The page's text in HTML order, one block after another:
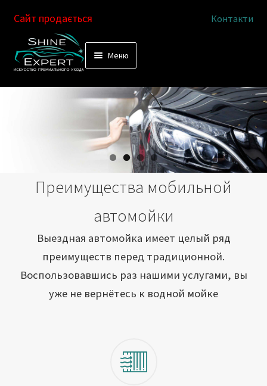
Перейти
к
Перейти
к
Сайт продається Контакти
Меню
Выездная автомойка
Химчистка салона
Подетальная химчистка
Как это работает
Сотрудничество
Вакансии
Преимущества мобильной
автомойки
Выездная автомойка имеет целый ряд
преимуществ перед традиционной.
Воспользовавшись раз нашими услугами, вы
уже не вернётесь к водной мойке